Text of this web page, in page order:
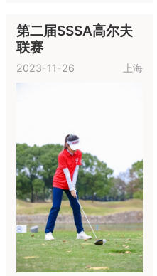
第二届SSSA高尔夫
联赛
2023-11-26 上海